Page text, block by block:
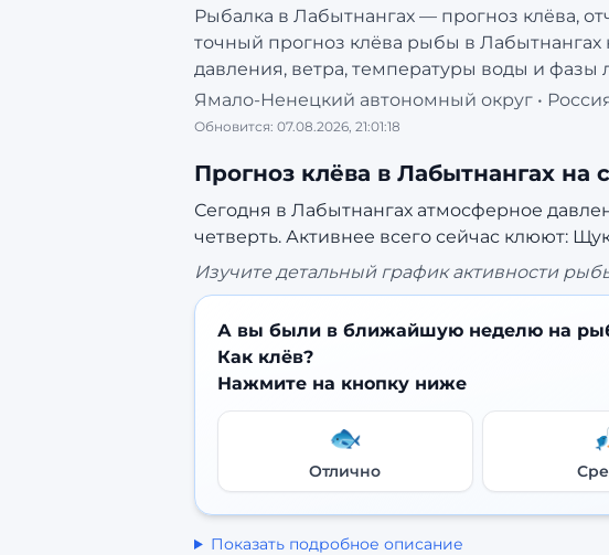
Рыбалка в Лабытнангах — прогноз клёва,
точный прогноз клёва рыбы в Лабытнангах
давления, ветра, температуры воды и фазы
Ямало-Ненецкий автономный округ •
Обновится: 07.08.2026, 21:01:18
Прогноз клёва в Лабытнангах на
Сегодня в Лабытнангах атмосферное
четверть. Активнее всего сейчас клюют:
Изучите детальный график активности
А вы были в ближайшую неделю на
Как клёв?
Нажмите на кнопку ниже
🐟
Отлично
Показать подробное описание